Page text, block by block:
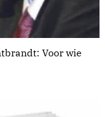
Voor wie